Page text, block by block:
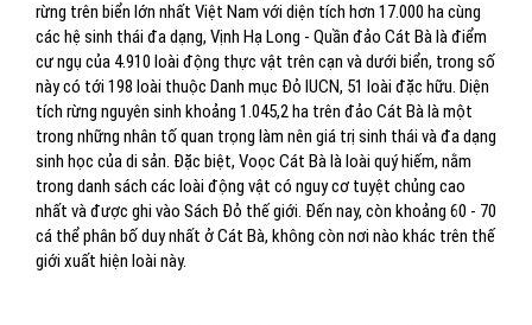
rừng trên biển lớn nhất Việt Nam với diện tích hơn 17.000 ha cùng
các hệ sinh thái đa dạng, Vịnh Hạ Long - Quần đảo Cát Bà là điểm
cư ngụ của 4.910 loài động thực vật trên cạn và dưới biển, trong số
này có tới 198 loài thuộc Danh mục Đỏ IUCN, 51 loài đặc hữu. Diện
tích rừng nguyên sinh khoảng 1.045,2 ha trên đảo Cát Bà là một
trong những nhân tố quan trọng làm nên giá trị sinh thái và đa dạng
sinh học của di sản. Đặc biệt, Voọc Cát Bà là loài quý hiếm, nằm
trong danh sách các loài động vật có nguy cơ tuyệt chủng cao
nhất và được ghi vào Sách Đỏ thế giới. Đến nay, còn khoảng 60 - 70
cá thể phân bố duy nhất ở Cát Bà, không còn nơi nào khác trên thế
giới xuất hiện loài này.